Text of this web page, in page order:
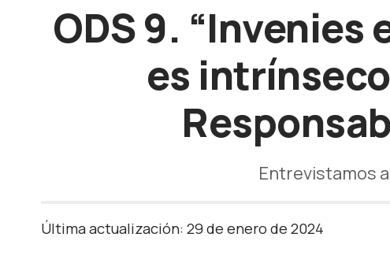
ODS 9. “Invenies
es
Entrevistamos
Última actualización: 29 de enero de 2024